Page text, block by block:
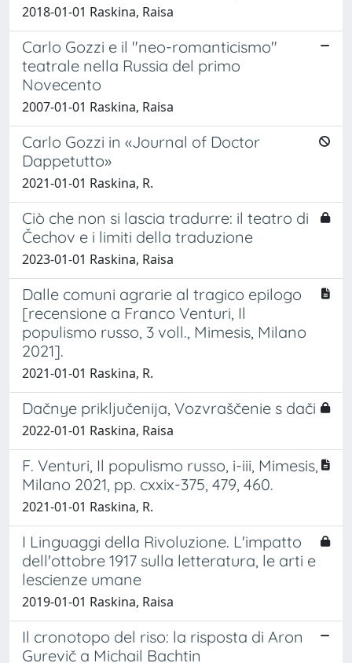
2018-01-01 Raskina, Raisa
Carlo Gozzi e il "neo-romanticismo"
teatrale nella Russia del primo
Novecento
2007-01-01 Raskina, Raisa
Carlo Gozzi in «Journal of Doctor
Dappetutto»
2021-01-01 Raskina, R.
Ciò che non si lascia tradurre: il teatro di
Čechov e i limiti della traduzione
2023-01-01 Raskina, Raisa
Dalle comuni agrarie al tragico epilogo
[recensione a Franco Venturi, Il
populismo russo, 3 voll., Mimesis, Milano
2021].
2021-01-01 Raskina, R.
Dačnye priključenija, Vozvraščenie s dači
2022-01-01 Raskina, Raisa
F. Venturi, Il populismo russo, i-iii, Mimesis,
Milano 2021, pp. cxxix-375, 479, 460.
2021-01-01 Raskina, R.
I Linguaggi della Rivoluzione. L'impatto
dell'ottobre 1917 sulla letteratura, le arti e
lescienze umane
2019-01-01 Raskina, Raisa
Il cronotopo del riso: la risposta di Aron
Gurevič a Michail Bachtin